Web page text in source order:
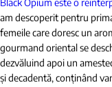
Black Opium este o
am descoperit pentru
femeile care doresc un
gourmand oriental se
dezvăluind apoi un
și decadentă, conținând